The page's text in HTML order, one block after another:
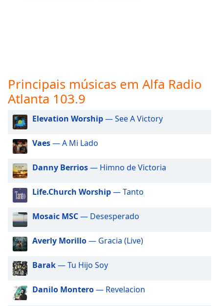
subtitles
off ,
selected
Audio
Track
Picture-
in-
Fullscreen
modal
window.
Beginning
dialog
Escape
Principais músicas em Alfa Radio
Atlanta 103.9
Elevation Worship— See A Victory
Vaes— A Mi Lado
Danny Berrios— Himno de Victoria
Life.Church Worship— Tanto
Mosaic MSC— Desesperado
Averly Morillo— Gracia (Live)
Barak— Tu Hijo Soy
Danilo Montero— Revelacion